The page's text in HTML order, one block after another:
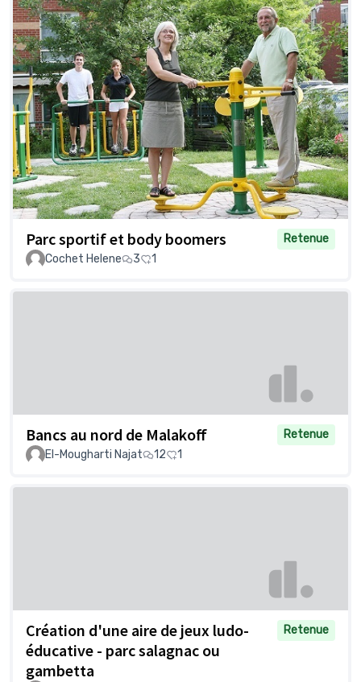
Parc sportif et body boomers
Retenue
Cochet Helene
3 1
Bancs au nord de Malakoff
Retenue
El-Mougharti Najat
12 1
Création d'une aire de jeux ludo-
éducative - parc salagnac ou
gambetta
Retenue